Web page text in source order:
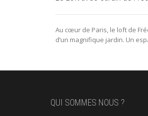
Au cœur de Paris, le loft de
d’un magnifique jardin. Un
QUI SOMMES NOUS ?